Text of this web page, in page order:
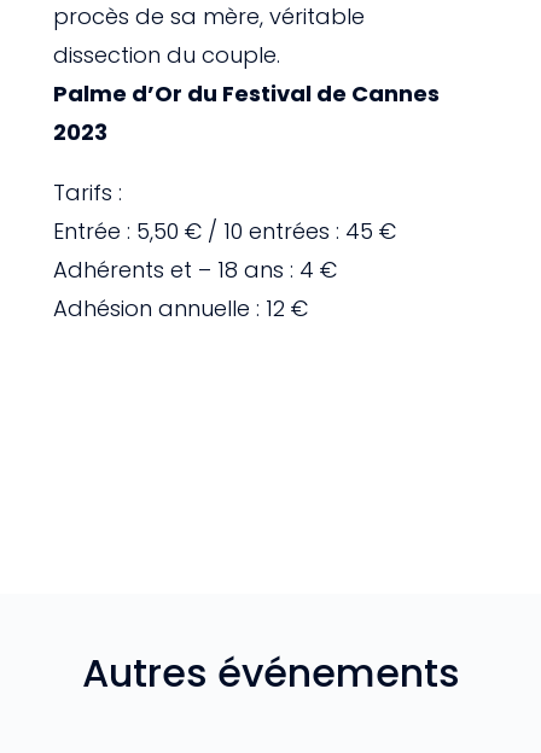
procès de sa mère, véritable
dissection du couple.
Palme d’Or du Festival de Cannes
2023
Tarifs :
Entrée : 5,50 € / 10 entrées : 45 €
Adhérents et – 18 ans : 4 €
Adhésion annuelle : 12 €
Autres événements